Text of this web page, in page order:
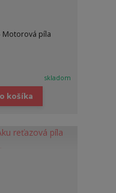
Motorová píla
skladom
košíka